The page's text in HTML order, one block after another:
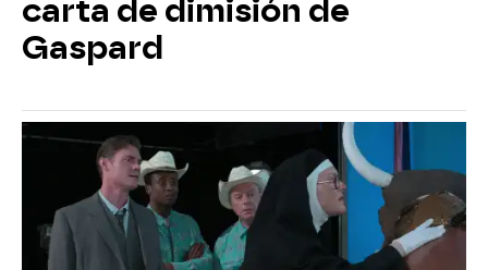
carta de dimisión de
Gaspard